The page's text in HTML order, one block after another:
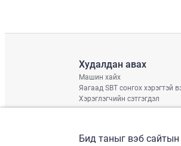
Худалдан авах
Машин хайх
Яагаад SBT сонгох хэрэгтэй
Хэрэглэгчийн сэтгэгдэл
Бид таныг вэб